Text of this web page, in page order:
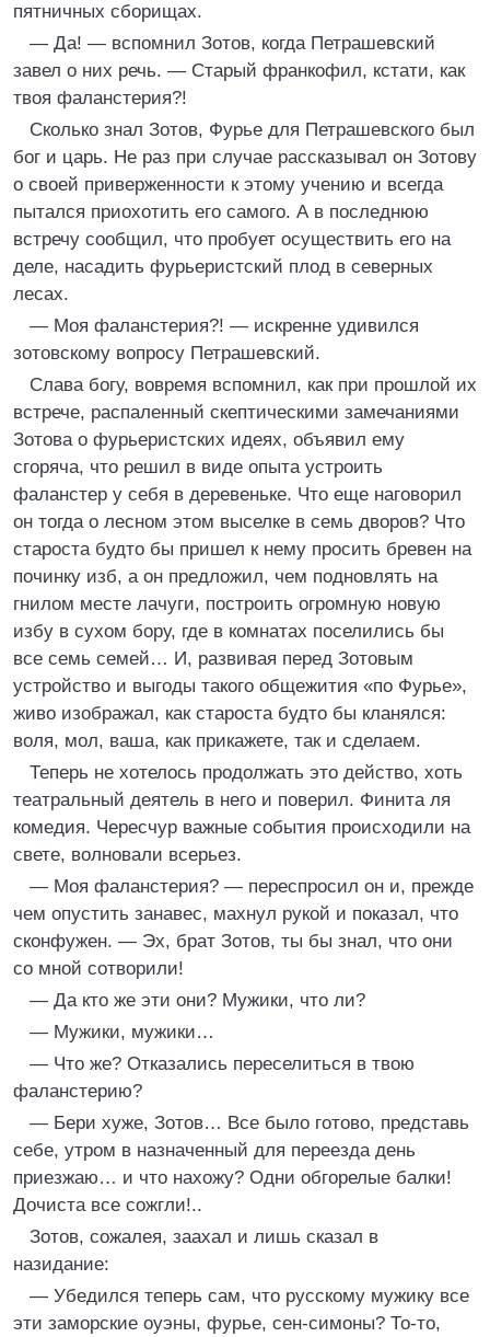
пятничных сборищах.
— Да! — вспомнил Зотов, когда Петрашевский
завел о них речь. — Старый франкофил, кстати, как
твоя фаланстерия?!
Сколько знал Зотов, Фурье для Петрашевского был
бог и царь. Не раз при случае рассказывал он Зотову
о своей приверженности к этому учению и всегда
пытался приохотить его самого. А в последнюю
встречу сообщил, что пробует осуществить его на
деле, насадить фурьеристский плод в северных
лесах.
— Моя фаланстерия?! — искренне удивился
зотовскому вопросу Петрашевский.
Слава богу, вовремя вспомнил, как при прошлой их
встрече, распаленный скептическими замечаниями
Зотова о фурьеристских идеях, объявил ему
сгоряча, что решил в виде опыта устроить
фаланстер у себя в деревеньке. Что еще наговорил
он тогда о лесном этом выселке в семь дворов? Что
староста будто бы пришел к нему просить бревен на
починку изб, а он предложил, чем подновлять на
гнилом месте лачуги, построить огромную новую
избу в сухом бору, где в комнатах поселились бы
все семь семей… И, развивая перед Зотовым
устройство и выгоды такого общежития «по Фурье»,
живо изображал, как староста будто бы кланялся:
воля, мол, ваша, как прикажете, так и сделаем.
Теперь не хотелось продолжать это действо, хоть
театральный деятель в него и поверил. Финита ля
комедия. Чересчур важные события происходили на
свете, волновали всерьез.
— Моя фаланстерия? — переспросил он и, прежде
чем опустить занавес, махнул рукой и показал, что
сконфужен. — Эх, брат Зотов, ты бы знал, что они
со мной cотворили!
— Да кто же эти они? Мужики, что ли?
— Мужики, мужики…
— Что же? Отказались переселиться в твою
фаланстерию?
— Бери хуже, Зотов… Все было готово, представь
себе, утром в назначенный для переезда день
приезжаю… и что нахожу? Одни обгорелые балки!
Дочиста все сожгли!..
Зотов, сожалея, заахал и лишь сказал в
назидание:
— Убедился теперь сам, что русскому мужику все
эти заморские оуэны, фурье, сен-симоны? То-то,